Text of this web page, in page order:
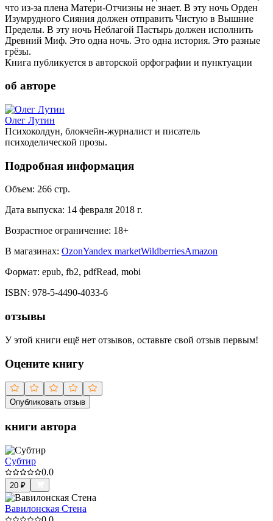
что из-за плена Матери-Отчизны не знает. В эту ночь Орден
Изумрудного Сияния должен отправить Чистую в Вышние
Пределы. В эту ночь Неблагой Пастырь должен исполнить
Древний Миф. Это одна ночь. Это одна история. Это разные
грёзы.
Книга публикуется в авторской орфографии и пунктуации
об авторе
Олег Лутин
Психоколдун, блокчейн-журналист и писатель
психоделической прозы.
Подробная информация
Объем: 266 стр.
Дата выпуска: 14 февраля 2018 г.
Возрастное ограничение: 18+
В магазинах: OzonYandex marketWildberriesAmazon
Формат: epub, fb2, pdfRead, mobi
ISBN: 978-5-4490-4033-6
отзывы
У этой книги ещё нет отзывов, оставьте свой отзыв первым!
Оцените книгу
Опубликовать отзыв
книги автора
Субтир
0.0
20 ₽
Вавилонская Стена